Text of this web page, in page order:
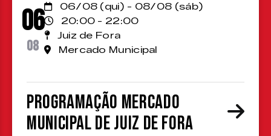
06
08
06/08 (qui) - 08/08 (sáb)
20:00 - 22:00
Juiz de Fora
Mercado Municipal
Programação Mercado
Municipal de Juiz de Fora